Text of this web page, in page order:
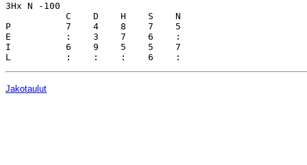
3Hx N -100
           C    D    H    S    N
P          7    4    8    7    5
E          :    3    7    6    :
I          6    9    5    5    7
Jakotaulut